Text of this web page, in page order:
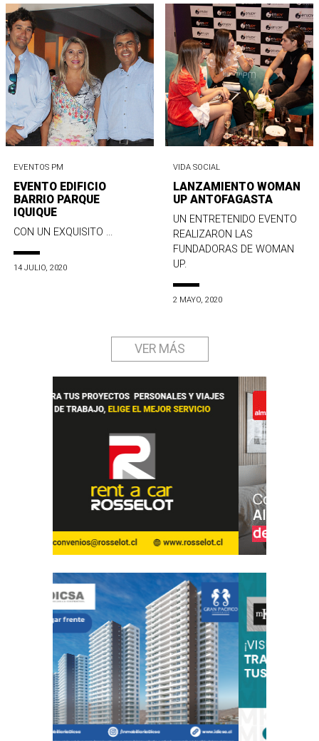
EVENTOS PM
EVENTO EDIFICIO
BARRIO PARQUE
IQUIQUE
CON UN EXQUISITO ...
14 JULIO, 2020
VIDA SOCIAL
LANZAMIENTO WOMAN
UP ANTOFAGASTA
UN ENTRETENIDO EVENTO
REALIZARON LAS
FUNDADORAS DE WOMAN
UP.
2 MAYO, 2020
VER MÁS